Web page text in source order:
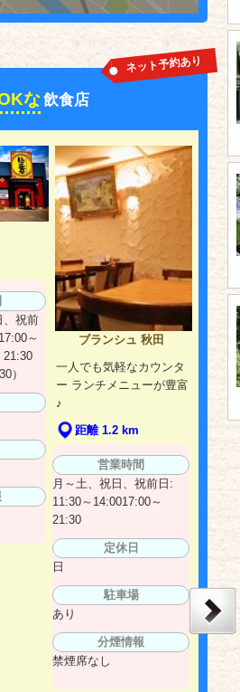
な飲食店
ネット予約あり
、祝前
～
21:30
）
ブランシュ 秋田
一人でも気軽なカウンタ
ー ランチメニューが豊富
♪
距離 1.2 km
営業時間
月～土、祝日、祝前日:
11:30～14:0017:00～
21:30
定休日
日
駐車場
あり
分煙情報
禁煙席なし